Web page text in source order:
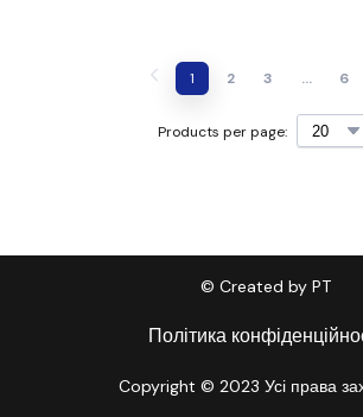
Products per page:
1 2 3 ... 6
© Created by PT
Політика
Copyright © 2023 Усі права